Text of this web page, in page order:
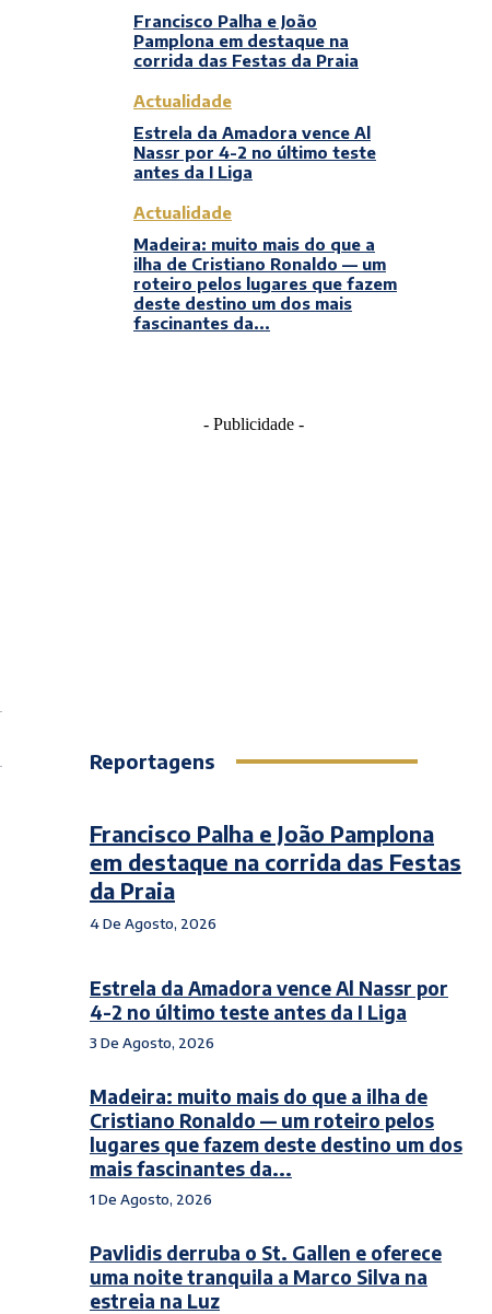
Francisco Palha e João
Pamplona em destaque na
corrida das Festas da Praia
Actualidade
Estrela da Amadora vence Al
Nassr por 4-2 no último teste
antes da I Liga
Actualidade
Madeira: muito mais do que a
ilha de Cristiano Ronaldo — um
roteiro pelos lugares que fazem
deste destino um dos mais
fascinantes da...
- Publicidade -
Reportagens
Francisco Palha e João Pamplona
em destaque na corrida das Festas
da Praia
4 De Agosto, 2026
Estrela da Amadora vence Al Nassr por
4-2 no último teste antes da I Liga
3 De Agosto, 2026
Madeira: muito mais do que a ilha de
Cristiano Ronaldo — um roteiro pelos
lugares que fazem deste destino um dos
mais fascinantes da...
1 De Agosto, 2026
Pavlidis derruba o St. Gallen e oferece
uma noite tranquila a Marco Silva na
estreia na Luz